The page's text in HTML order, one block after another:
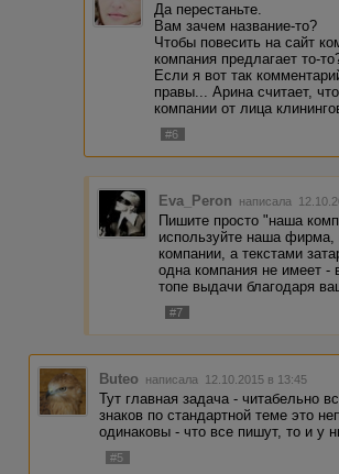
Да перестаньте.
Вам зачем название-то?
Чтобы повесить на сайт
компания предлагает то-
Если я вот так
правы... Арина считает,
компании от лица
#6
Eva_Peron написала
Пишите просто "наша
используйте наша
компании, а текстами
одна компания не имеет
топе выдачи благодаря
#7
Buteo написала 12.10.2015 в 13:45
Тут главная задача - читабельно
знаков по стандартной теме это
одинаковы - что все пишут, то и у
#5